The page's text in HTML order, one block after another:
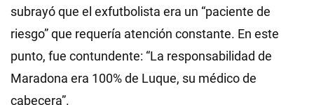
subrayó que el exfutbolista era un “paciente de
riesgo” que requería atención constante. En este
punto, fue contundente: “La responsabilidad de
Maradona era 100% de Luque, su médico de
cabecera”.